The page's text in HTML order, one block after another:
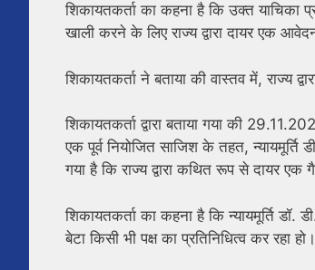
शिकायतकर्ता का कहना है कि उक्त याचिका
खाली करने के लिए राज्य द्वारा दायर एक
शिकायतकर्ता ने बताया की वास्तव में, राज्य
शिकायतकर्ता द्वारा बताया गया की
एक पूर्व नियोजित साजिश के तहत,
गया है कि राज्य द्वारा कथित रूप से दायर
शिकायतकर्ता का कहना है कि न्यायमूर्ति डॉ.
बेटा किसी भी पक्ष का प्रतिनिधित्व कर रहा हो।